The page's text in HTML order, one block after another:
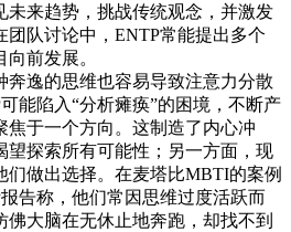
未来趋势，挑战传统观念，并激发
团队讨论中，ENTP常能提出多个
前发展。
奔逸的思维也容易导致注意力分散
能陷入“分析瘫痪”的困境，不断产
焦于一个方向。这制造了内心冲
望探索所有可能性；另一方面，现
们做出选择。在麦塔比MBTI的案例
告称，他们常因思维过度活跃而
佛大脑在无休止地奔跑，却找不到